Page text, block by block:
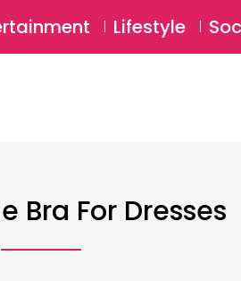
Lifestyle
Bra For Dresses